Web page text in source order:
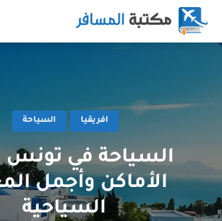
افريقيا السياحة
السياحة في تونس
الأماكن وأجمل
السياحية